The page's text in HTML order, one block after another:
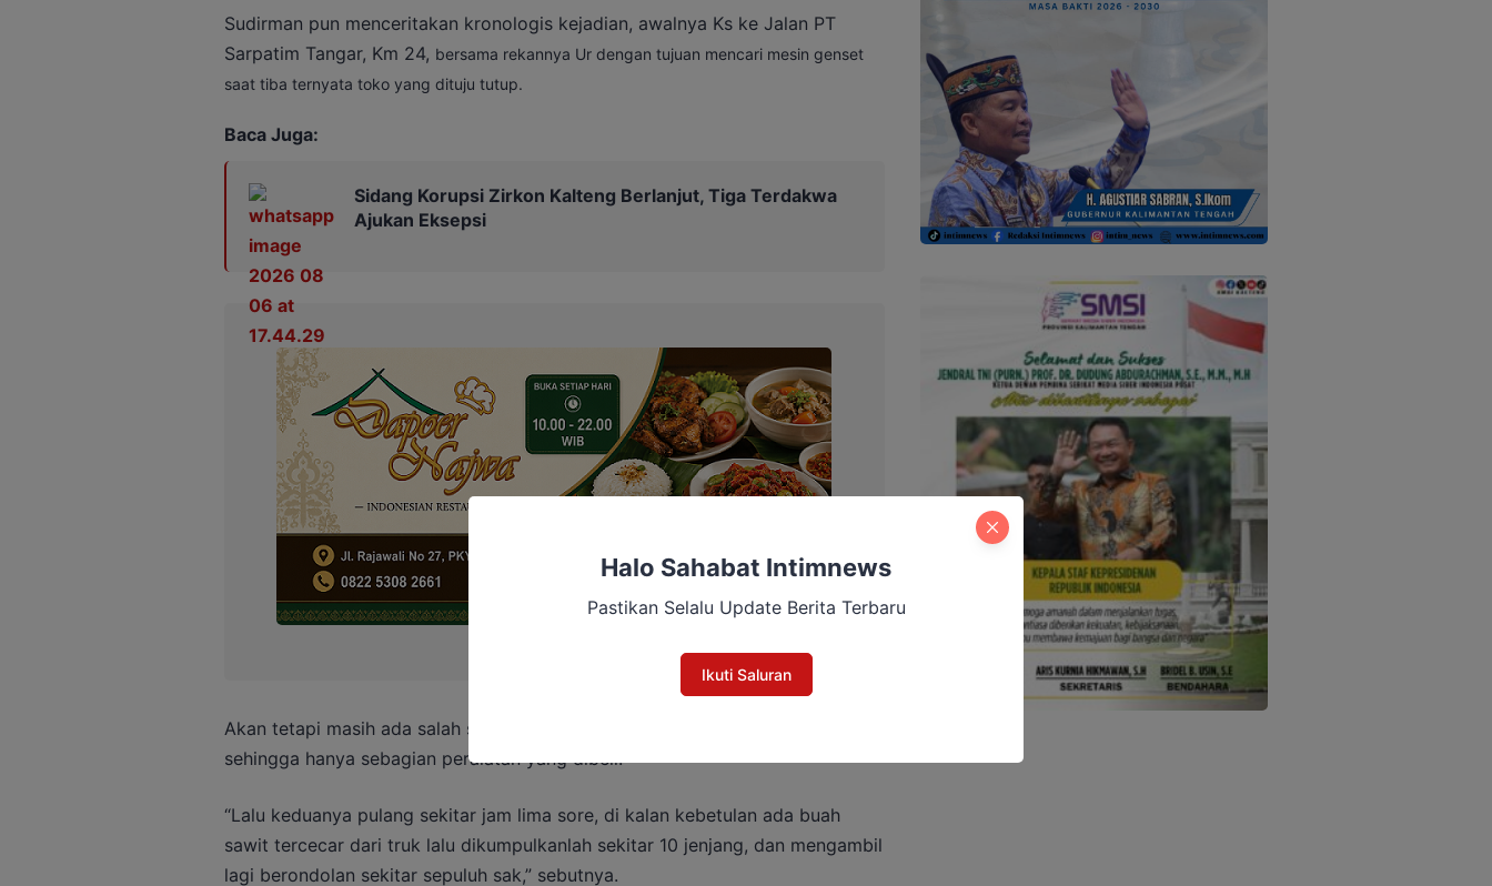
Sudirman pun menceritakan kronologis kejadian, awalnya Ks ke Jalan PT
Sarpatim Tangar, Km 24, bersama rekannya Ur dengan tujuan mencari mesin genset
saat tiba ternyata toko yang dituju tutup.
Baca Juga:
Sidang Korupsi Zirkon Kalteng Berlanjut, Tiga Terdakwa
Ajukan Eksepsi
Akan tetapi masih ada salah satu toko yang buka namun tidak lengkap,
sehingga hanya sebagian peralatan yang dibeli.
“Lalu keduanya pulang sekitar jam lima sore, di kalan kebetulan ada buah
sawit tercecar dari truk lalu dikumpulkanlah sekitar 10 jenjang, dan mengambil
lagi berondolan sekitar sepuluh sak,” sebutnya.
Halo Sahabat Intimnews
Pastikan Selalu Update Berita Terbaru
Ikuti Saluran